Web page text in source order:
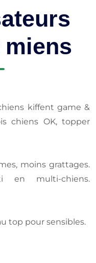
kiffent game &
chiens OK, topper
moins grattages.
multi-chiens.
top pour sensibles.